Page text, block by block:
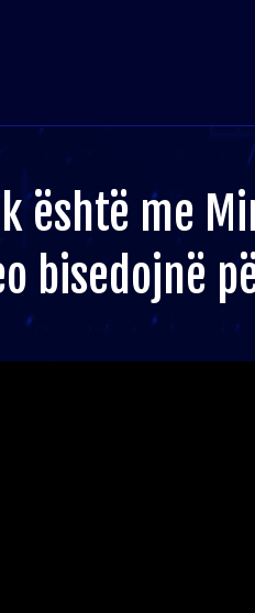
është me
bisedojnë